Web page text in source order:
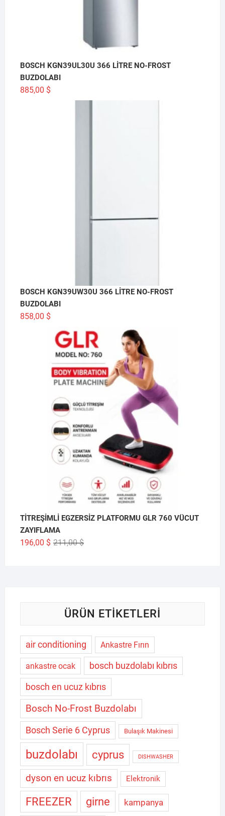
BOSCH KGN39UL30U 366 LİTRE NO-FROST
BUZDOLABI
885,00 $
BOSCH KGN39UW30U 366 LİTRE NO-FROST
BUZDOLABI
858,00 $
TİTREŞİMLİ EGZERSİZ PLATFORMU GLR 760 VÜCUT
ZAYIFLAMA
211,00$Orijinal
196,00 $
Şu
ÜRÜN ETIKETLERI
air conditioning Ankastre Fırın
ankastre ocak
bosch buzdolabı kıbrıs
bosch en ucuz kıbrıs
Bosch No-Frost Buzdolabı
Bosch Serie 6 Cyprus Bulaşık Makinesi
buzdolabı cyprus DISHWASHER
dyson en ucuz kıbrıs Elektronik
FREEZER girne kampanya